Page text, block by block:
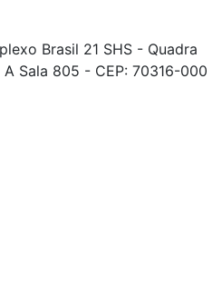
Brasil 21 SHS - Quadra
Sala 805 - CEP: 70316-000